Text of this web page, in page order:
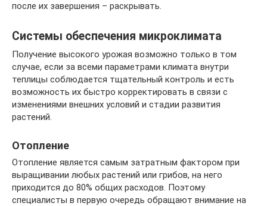
после их завершения – раскрывать.
Системы обеспечения микроклимата
Получение высокого урожая возможно только в том
случае, если за всеми параметрами климата внутри
теплицы соблюдается тщательный контроль и есть
возможность их быстро корректировать в связи с
изменениями внешних условий и стадии развития
растений.
Отопление
Отопление является самым затратным фактором при
выращивании любых растений или грибов, на него
приходится до 80% общих расходов. Поэтому
специалисты в первую очередь обращают внимание на